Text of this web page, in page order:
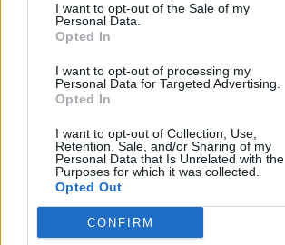
I want to opt-out of the Sale of my
Personal Data.
Opted In
I want to opt-out of processing my
Personal Data for Targeted Advertising.
Opted In
I want to opt-out of Collection, Use,
Retention, Sale, and/or Sharing of my
Personal Data that Is Unrelated with the
Purposes for which it was collected.
Opted Out
CONFIRM